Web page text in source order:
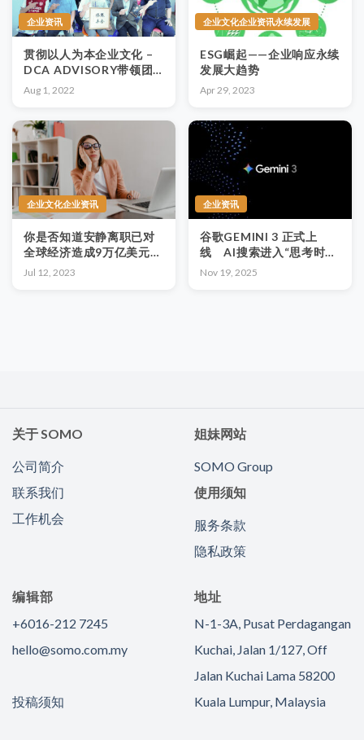
企业资讯
贯彻以人为本企业文化 –
DCA ADVISORY带领团
队与时并进
Aug 1, 2022
企业文化企业资讯永续发展
ESG崛起——企业响应永续
发展大趋势
Apr 29, 2023
企业文化企业资讯
你是否知道安静离职已对
全球经济造成9万亿美元损
失？企业文化可帮助改善
Jul 12, 2023
企业资讯
谷歌GEMINI 3 正式上
线 AI搜索进入“思考时
代”
Nov 19, 2025
关于 SOMO
公司简介
联系我们
工作机会
姐妹网站
SOMO Group
使用须知
服务条款
隐私政策
编辑部
+6016-212 7245
hello@somo.com.my
投稿须知
地址
N-1-3A, Pusat Perdagangan
Kuchai, Jalan 1/127, Off
Jalan Kuchai Lama 58200
Kuala Lumpur, Malaysia